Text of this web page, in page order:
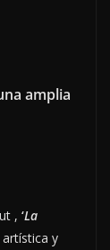
amplia
, ‘La
y